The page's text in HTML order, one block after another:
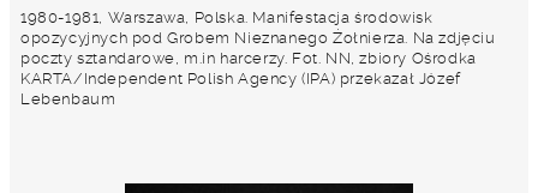
1980-1981, Warszawa, Polska. Manifestacja środowisk
opozycyjnych pod Grobem Nieznanego Żołnierza. Na zdjęciu
poczty sztandarowe, m.in harcerzy. Fot. NN, zbiory Ośrodka
KARTA/Independent Polish Agency (IPA) przekazał Józef
Lebenbaum